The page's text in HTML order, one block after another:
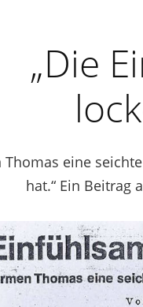
„Die
Thomas eine
hat.“ Ein Beitrag